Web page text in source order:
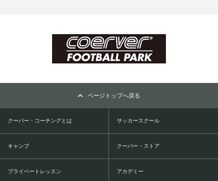
ページトップへ戻る
クーバー・コーチングとは サッカースクール
キャンプ クーバー・ストア
プライベートレッスン アカデミー